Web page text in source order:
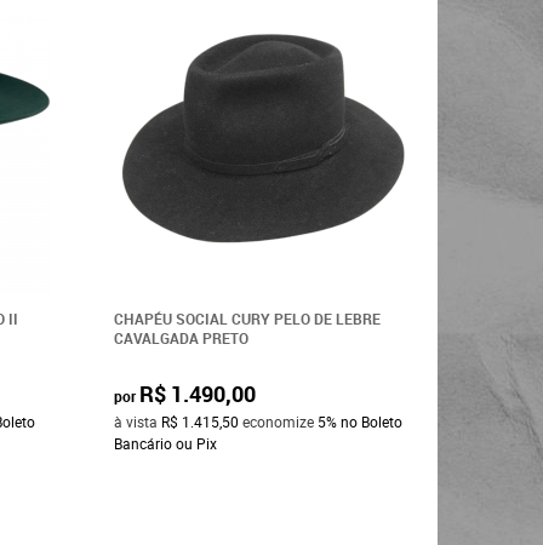
II
CHAPÉU SOCIAL CURY PELO DE LEBRE
CAVALGADA PRETO
por R$ 1.490,00
à vista R$ 1.415,50 economize 5% no Boleto
Bancário ou Pix
R$
à vista